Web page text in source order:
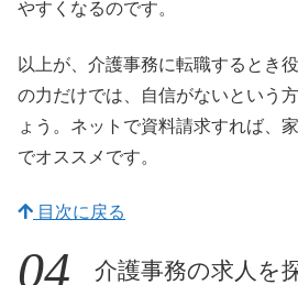
やすくなるのです。
以上が、介護事務に転職するとき
の力だけでは、自信がないという
ょう。ネットで資料請求すれば、
でオススメです。
目次に戻る
介護事務の求人を